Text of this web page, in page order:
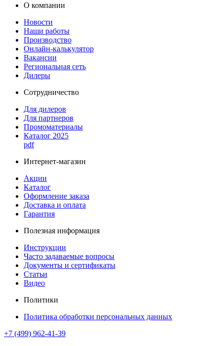
О компании
Новости
Наши работы
Производство
Онлайн-калькулятор
Вакансии
Региональная сеть
Дилеры
Сотрудничество
Для дилеров
Для партнеров
Промоматериалы
Каталог 2025
pdf
Интернет-магазин
Акции
Каталог
Оформление заказа
Доставка и оплата
Гарантия
Полезная информация
Инструкции
Часто задаваемые вопросы
Документы и сертификаты
Статьи
Видео
Политики
Политика обработки персональных данных
+7 (499) 962-41-39